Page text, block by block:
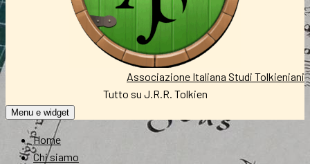
Associazione Italiana Studi Tolkieniani
Tutto su J.R.R. Tolkien
Menu e widget
Home
Chi siamo